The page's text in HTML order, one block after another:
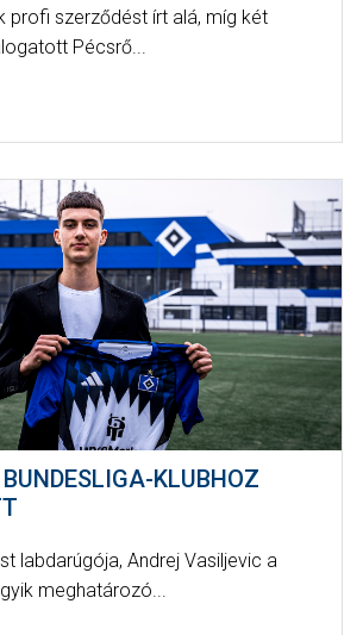
profi szerződést írt alá, míg két
Pécsrő...
KLUBHOZ
labdarúgója, Andrej Vasiljevic a
meghatározó...